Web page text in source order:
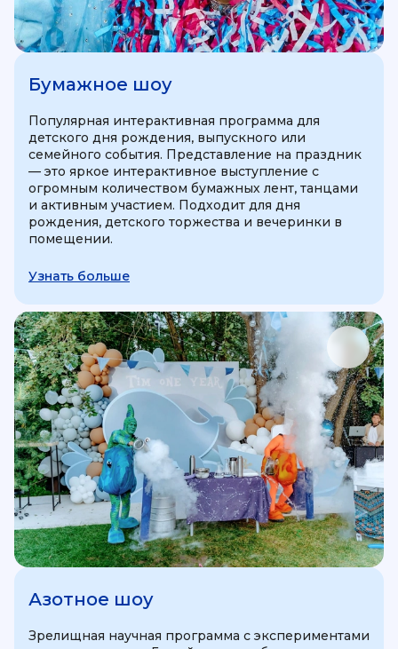
Бумажное шоу
Популярная интерактивная программа для
детского дня рождения, выпускного или
семейного события. Представление на праздник
— это яркое интерактивное выступление с
огромным количеством бумажных лент, танцами
и активным участием. Подходит для дня
рождения, детского торжества и вечеринки в
помещении.
Узнать больше
Азотное шоу
Зрелищная научная программа с экспериментами